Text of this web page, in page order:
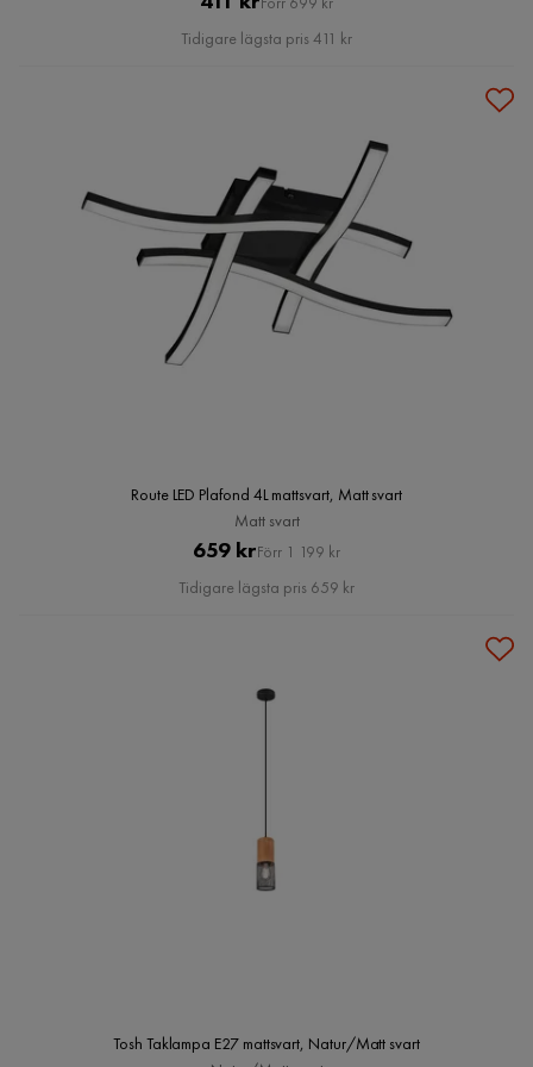
Pris
Tidigare lägsta pris 411 kr
Route LED Plafond 4L mattsvart, Matt svart
Matt svart
Pris
659 kr Original
Pris
Förr 1 199 kr
Tidigare lägsta pris 659 kr
Tosh Taklampa E27 mattsvart, Natur/Matt svart